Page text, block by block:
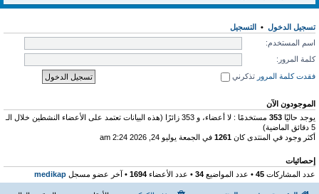
تسجيل الدخول • التسجيل
اسم المستخدم:
كلمة المرور:
فقدت كلمة المرور تذكرني
الموجودون الآن
يوجد حاليًا 353
مستخدمًا : لا أعضاء، و 353 زائرًا (هذه البيانات تعتمد على الأعضاء النشطين خلال الـ
5 دقائق الماضية)
أكثر وجود في المنتدى كان 1261 في الجمعة يوليو 24, 2026 2:24 am
إحصائيات
عدد المشاركات 45 • عدد المواضيع 34 • عدد الأعضاء 1694 • آخر عضو مسجل medikap